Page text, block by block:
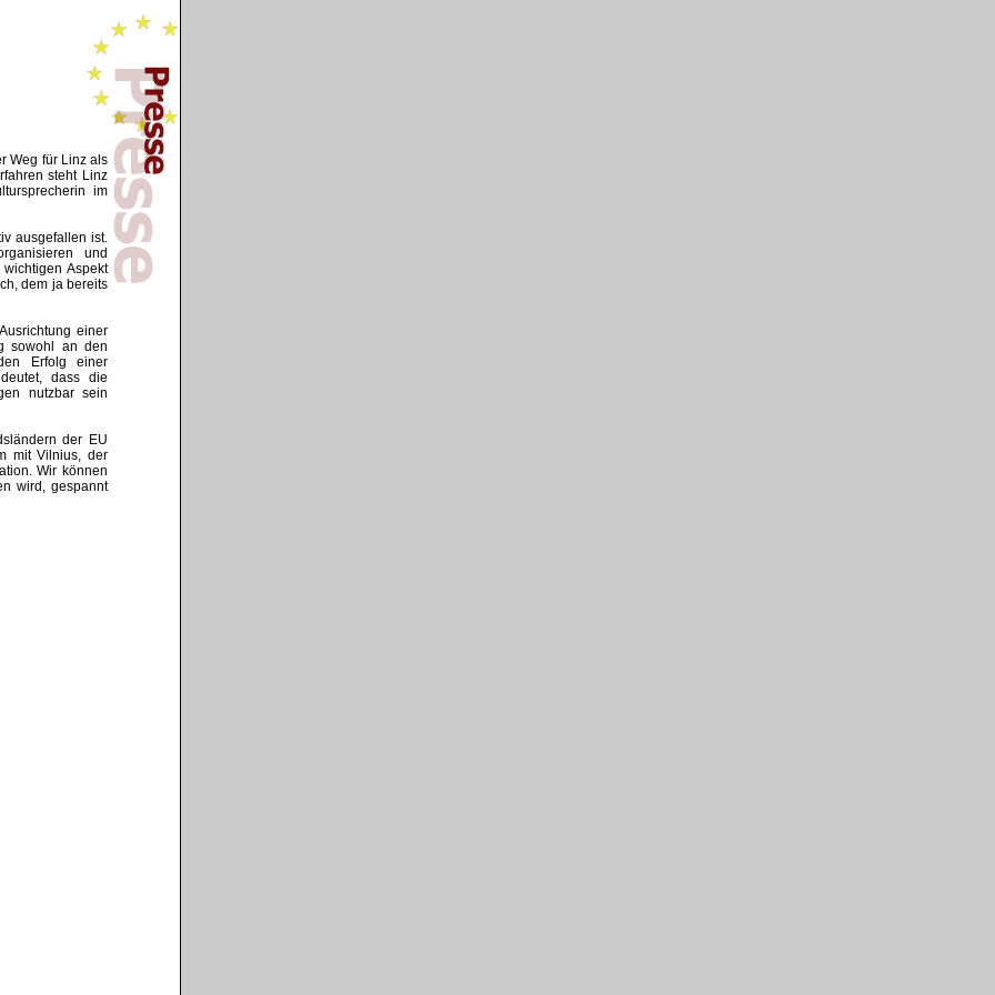
Weg für Linz als
steht Linz
im
ausgefallen ist.
und
Aspekt
dem ja bereits
einer
sowohl an den
Erfolg einer
dass die
nutzbar sein
der EU
mit Vilnius, der
Wir können
wird, gespannt